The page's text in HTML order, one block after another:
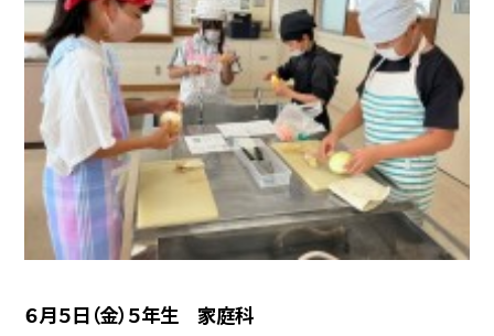
６月５日（金）５年生 家庭科